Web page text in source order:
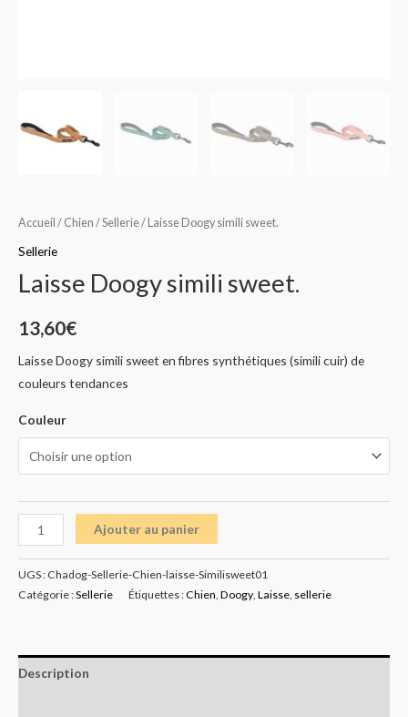
Accueil / Chien /Sellerie/ Laisse Doogy simili sweet.
Sellerie
Laisse Doogy simili sweet.
13,60€
Laisse Doogy simili sweet en fibres synthétiques (simili cuir) de
couleurs tendances
Couleur
Ajouter au panier
UGS : Chadog-Sellerie-Chien-laisse-Similisweet01
Catégorie :Sellerie Étiquettes :Chien, Doogy, Laisse, sellerie
Description